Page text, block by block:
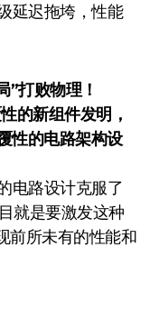
延迟拖垮，性能
”打败物理！
的新组件发明，
性的电路架构设
电路设计克服了
就是要激发这种
前所未有的性能和